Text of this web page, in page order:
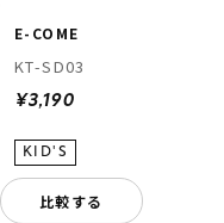
E-COME
KT-SD03
¥3,190
比較する